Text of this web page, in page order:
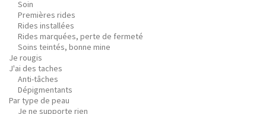
Soin
Premières rides
Rides installées
Rides marquées, perte de fermeté
Soins teintés, bonne mine
Je rougis
J'ai des taches
Anti-tâches
Dépigmentants
Par type de peau
Je ne supporte rien